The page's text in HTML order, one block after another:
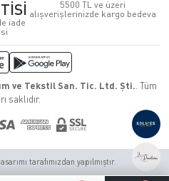
iade
5500 TL ve üzeri
alışverişlerinizde kargo bedeva
ve Tekstil San. Tic. Ltd. Şti. . Tüm
saklıdır.
tarafımızdan yapılmıştır.